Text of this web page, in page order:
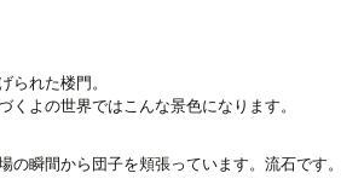
られた楼門。
くよの世界ではこんな景色になります。
の瞬間から団子を頬張っています。流石です